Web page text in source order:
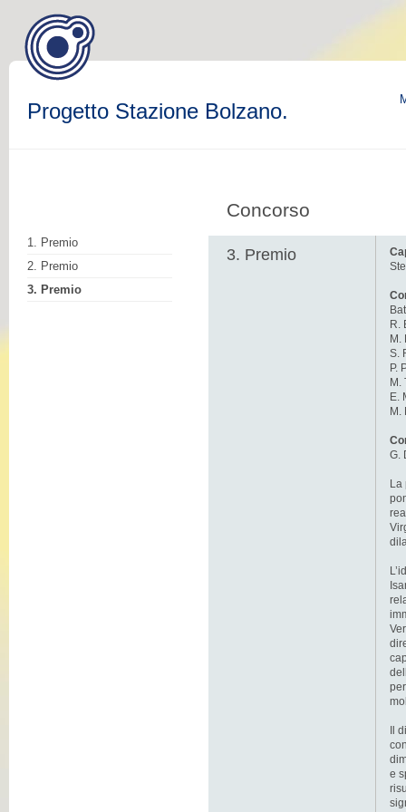
Progetto Stazione Bolzano.
1. Premio
2. Premio
3. Premio
Concorso
3. Premio
R.
M.
S.
P.
M.
E.
M.
G.
La
Il
e